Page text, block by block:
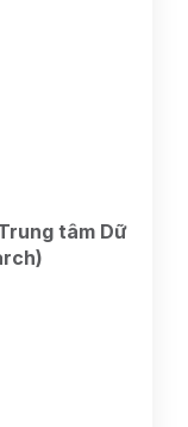
tâm Dữ